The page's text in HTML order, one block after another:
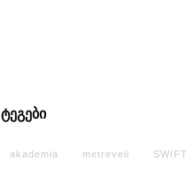
ტეგები
akademia metreveli SWIFT